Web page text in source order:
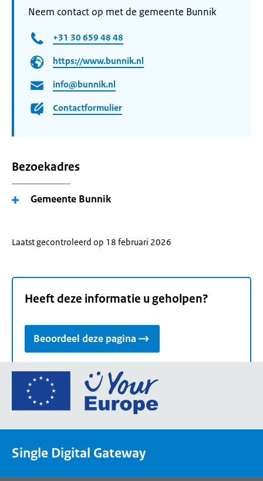
Neem contact op met de gemeente Bunnik
+31 30 659 48 48
https://www.bunnik.nl
info@bunnik.nl
Contactformulier
Bezoekadres
Gemeente Bunnik
Laatst gecontroleerd op 18 februari 2026
Heeft deze informatie u geholpen?
Beoordeel deze pagina
Ga
de
Single Digital Gateway